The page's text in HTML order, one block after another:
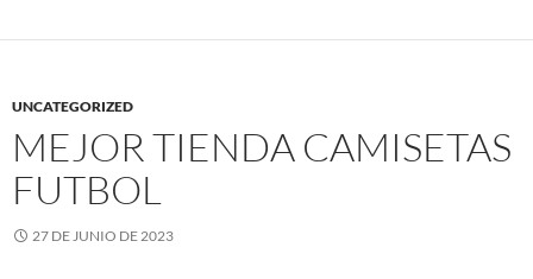
UNCATEGORIZED
MEJOR TIENDA CAMISETAS
FUTBOL
27 DE JUNIO DE 2023